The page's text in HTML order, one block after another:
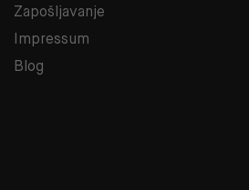
Zapošljavanje
Impressum
Blog